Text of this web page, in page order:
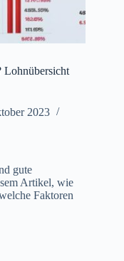
Lohnübersicht
2023
gute
Artikel, wie
Faktoren